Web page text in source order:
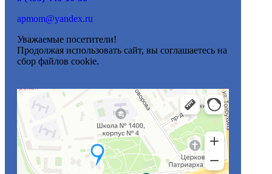
apmom@yandex.ru
Уважаемые посетители!
Продолжая использовать сайт, вы соглашаетесь на
сбор файлов cookie.